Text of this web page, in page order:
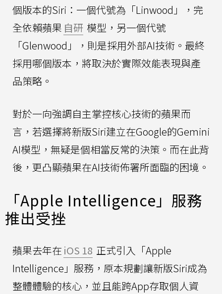
個版本的Siri：一個代號為「Linwood」，完
全依賴蘋果 自研 模型，另一個代號
「Glenwood」，則是採用外部AI技術。最終
採用哪個版本，將取決於實際效能表現與產
品策略。
對於一向強調自主掌控核心技術的蘋果而
言，若選擇將新版Siri建立在Google的Gemini
AI模型，無疑是個相當反常的決策。而在此背
後，更凸顯蘋果在AI技術佈署所面臨的困境。
「Apple Intelligence」服務
推出受挫
蘋果去年在 iOS 18 正式引入「Apple
Intelligence」服務，原本規劃讓新版Siri成為
整體體驗的核心，並且能跨App存取個人資